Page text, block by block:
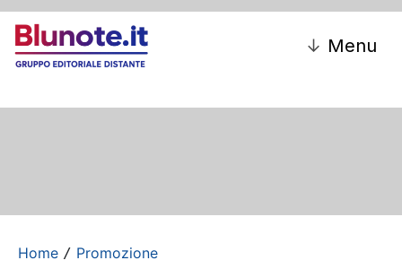
↓ Menu
Home / Promozione